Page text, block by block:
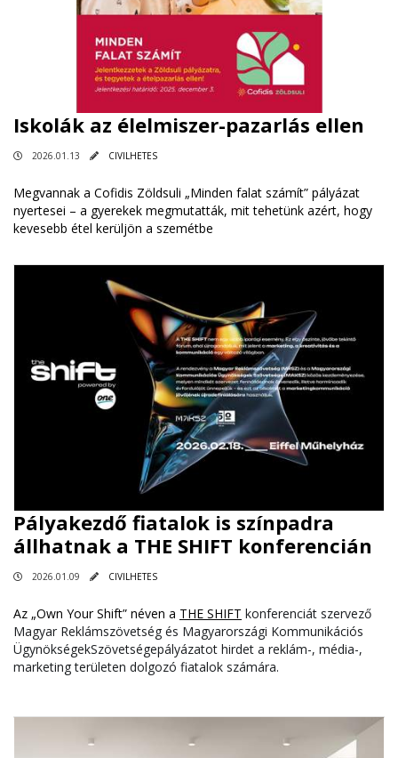
Iskolák az élelmiszer-pazarlás ellen
2026.01.13 CIVILHETES
Megvannak a Cofidis Zöldsuli „Minden falat számít” pályázat
nyertesei – a gyerekek megmutatták, mit tehetünk azért, hogy
kevesebb étel kerüljön a szemétbe
Pályakezdő fiatalok is színpadra
állhatnak a THE SHIFT konferencián
2026.01.09 CIVILHETES
Az „Own Your Shift” néven a THE SHIFT konferenciát szervező
Magyar Reklámszövetség és Magyarországi Kommunikációs
ÜgynökségekSzövetségepályázatot hirdet a reklám-, média-,
marketing területen dolgozó fiatalok számára.